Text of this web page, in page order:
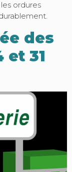
ordures
des
et 31